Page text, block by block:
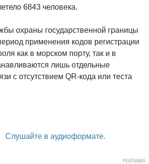
6843 человека.
охраны государственной границы
применения кодов регистрации
как в морском порту, так и в
лишь отдельные
с отсутствием QR-кода или теста
Слушайте в аудиоформате.